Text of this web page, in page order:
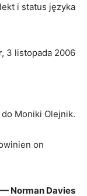
i status języka
, 3 listopada 2006
do Moniki Olejnik.
on
— Norman Davies